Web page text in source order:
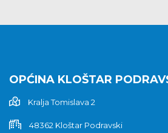
OPĆINA KLOŠTAR
Kralja Tomislava 2
48362 Kloštar Podravski